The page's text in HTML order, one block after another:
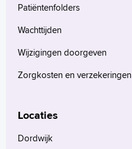
Patiëntenfolders
Wachttijden
Wijzigingen doorgeven
Zorgkosten en verzekeringen
Locaties
Dordwijk